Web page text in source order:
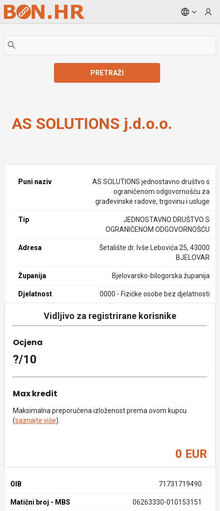
Skip to Main Content
PRETRAŽI
AS SOLUTIONS j.d.o.o.
Puni naziv
AS SOLUTIONS jednostavno društvo s
ograničenom odgovornošću za
građevinske radove, trgovinu i usluge
Tip
JEDNOSTAVNO DRUŠTVO S
OGRANIČENOM ODGOVORNOŠĆU
Adresa
Šetalište dr. Ivše Lebovića 25, 43000
BJELOVAR
Županija Bjelovarsko-bilogorska županija
Djelatnost 0000 - Fizičke osobe bez djelatnosti
Vidljivo za registrirane korisnike
Ocjena
?/10
Max kredit
Maksimalna preporučena izloženost prema ovom kupcu
(saznajte više).
0 EUR
OIB 71731719490
Matični broj - MBS 06263330-010153151